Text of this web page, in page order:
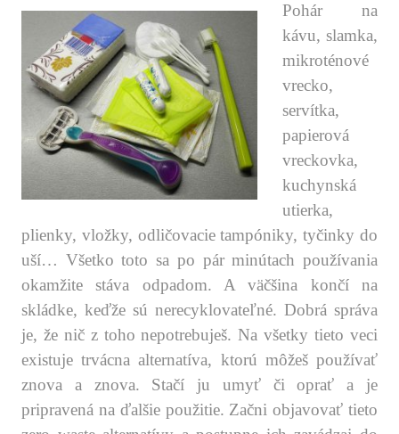
Pohár na
kávu, slamka,
mikroténové
vrecko,
servítka,
papierová
vreckovka,
kuchynská
utierka,
plienky, vložky, odličovacie tampóniky, tyčinky do
uší… Všetko toto sa po pár minútach používania
okamžite stáva odpadom. A väčšina končí na
skládke, keďže sú nerecyklovateľné. Dobrá správa
je, že nič z toho nepotrebuješ. Na všetky tieto veci
existuje trvácna alternatíva, ktorú môžeš používať
znova a znova. Stačí ju umyť či oprať a je
pripravená na ďalšie použitie. Začni objavovať tieto